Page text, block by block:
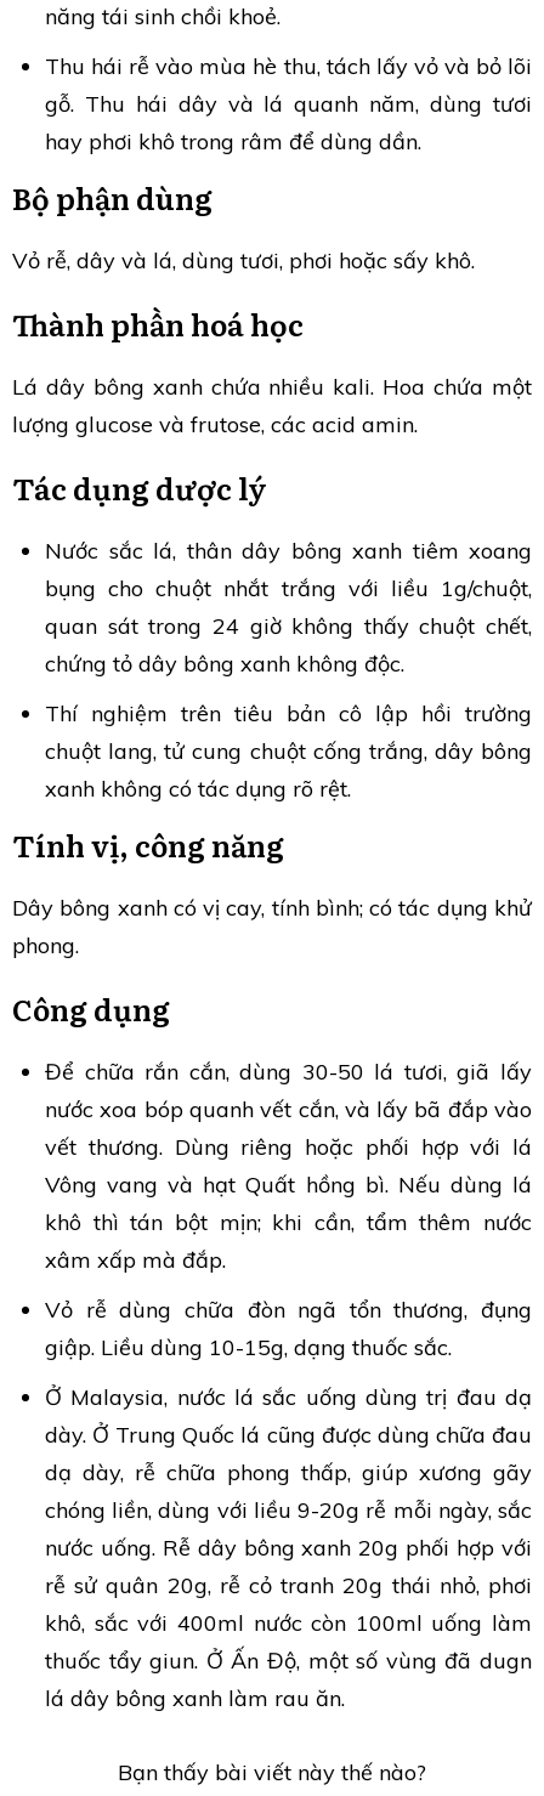
năng tái sinh chồi khoẻ.
Thu hái rễ vào mùa hè thu, tách lấy vỏ và bỏ lõi
gỗ. Thu hái dây và lá quanh năm, dùng tươi
hay phơi khô trong râm để dùng dần.
Bộ phận dùng
Vỏ rễ, dây và lá, dùng tươi, phơi hoặc sấy khô.
Thành phần hoá học
Lá dây bông xanh chứa nhiều kali. Hoa chứa một
lượng glucose và frutose, các acid amin.
Tác dụng dược lý
Nước sắc lá, thân dây bông xanh tiêm xoang
bụng cho chuột nhắt trắng với liều 1g/chuột,
quan sát trong 24 giờ không thấy chuột chết,
chứng tỏ dây bông xanh không độc.
Thí nghiệm trên tiêu bản cô lập hồi trường
chuột lang, tử cung chuột cống trắng, dây bông
xanh không có tác dụng rõ rệt.
Tính vị, công năng
Dây bông xanh có vị cay, tính bình; có tác dụng khử
phong.
Công dụng
Để chữa rắn cắn, dùng 30-50 lá tươi, giã lấy
nước xoa bóp quanh vết cắn, và lấy bã đắp vào
vết thương. Dùng riêng hoặc phối hợp với lá
Vông vang và hạt Quất hồng bì. Nếu dùng lá
khô thì tán bột mịn; khi cần, tẩm thêm nước
xâm xấp mà đắp.
Vỏ rễ dùng chữa đòn ngã tổn thương, đụng
giập. Liều dùng 10-15g, dạng thuốc sắc.
Ở Malaysia, nước lá sắc uống dùng trị đau dạ
dày. Ở Trung Quốc lá cũng được dùng chữa đau
dạ dày, rễ chữa phong thấp, giúp xương gãy
chóng liền, dùng với liều 9-20g rễ mỗi ngày, sắc
nước uống. Rễ dây bông xanh 20g phối hợp với
rễ sử quân 20g, rễ cỏ tranh 20g thái nhỏ, phơi
khô, sắc với 400ml nước còn 100ml uống làm
thuốc tẩy giun. Ở Ấn Độ, một số vùng đã dugn
lá dây bông xanh làm rau ăn.
Bạn thấy bài viết này thế nào?